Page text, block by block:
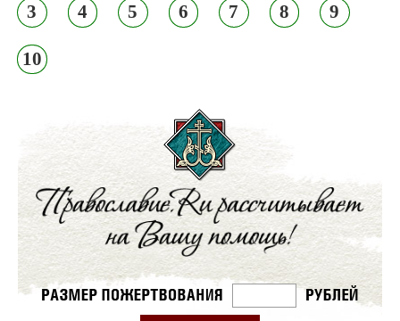
3 4 5 6 7 8 9
10